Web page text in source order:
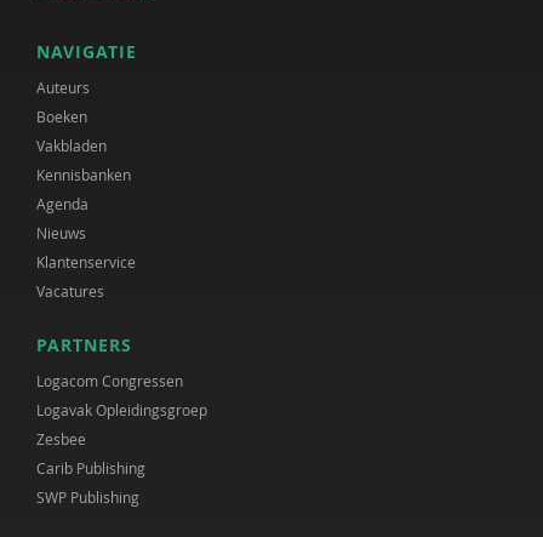
NAVIGATIE
Auteurs
Boeken
Vakbladen
Kennisbanken
Agenda
Nieuws
Klantenservice
Vacatures
PARTNERS
Logacom Congressen
Logavak Opleidingsgroep
Zesbee
Carib Publishing
SWP Publishing